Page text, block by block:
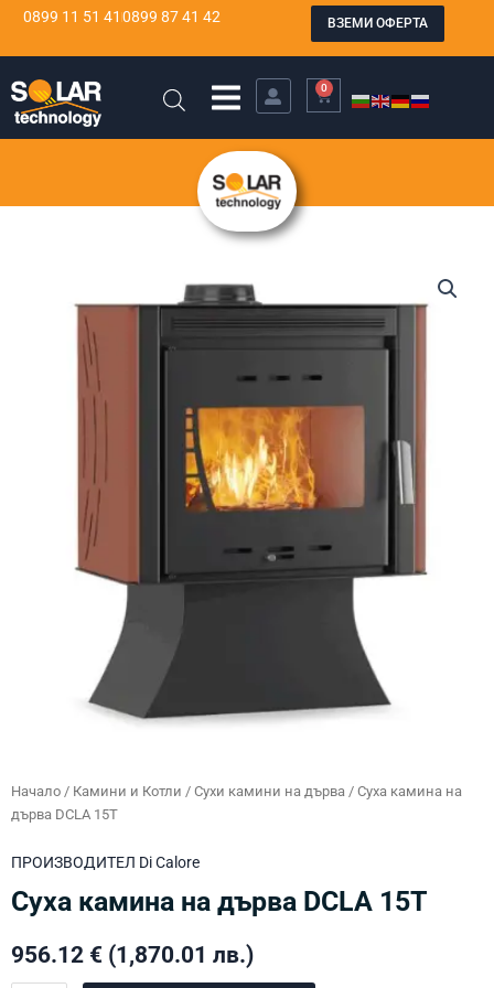
Skip
content
0899 11 51 410899 87 41 42 ВЗЕМИ ОФЕРТА
0
CART
Начало / Камини и Котли / Сухи камини на дърва / Суха камина на
дърва DCLA 15T
ПРОИЗВОДИТЕЛ Di Calore
Суха камина на дърва DCLA 15T
956.12 € (1,870.01 лв.)